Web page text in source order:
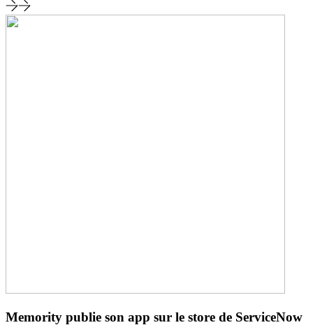
Memority publie son app sur le store de ServiceNow